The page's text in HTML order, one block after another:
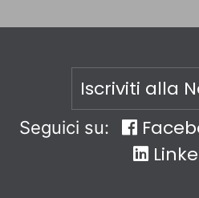
Iscriviti alla
Seguici su: